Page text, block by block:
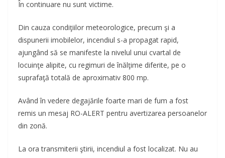
În continuare nu sunt victime.
Din cauza condiţiilor meteorologice, precum şi a
dispunerii imobilelor, incendiul s-a propagat rapid,
ajungând să se manifeste la nivelul unui cvartal de
locuinţe alipite, cu regimuri de înălţime diferite, pe o
suprafaţă totală de aproximativ 800 mp.
Având în vedere degajările foarte mari de fum a fost
remis un mesaj RO-ALERT pentru avertizarea persoanelor
din zonă.
La ora transmiterii ştirii, incendiul a fost localizat. Nu au